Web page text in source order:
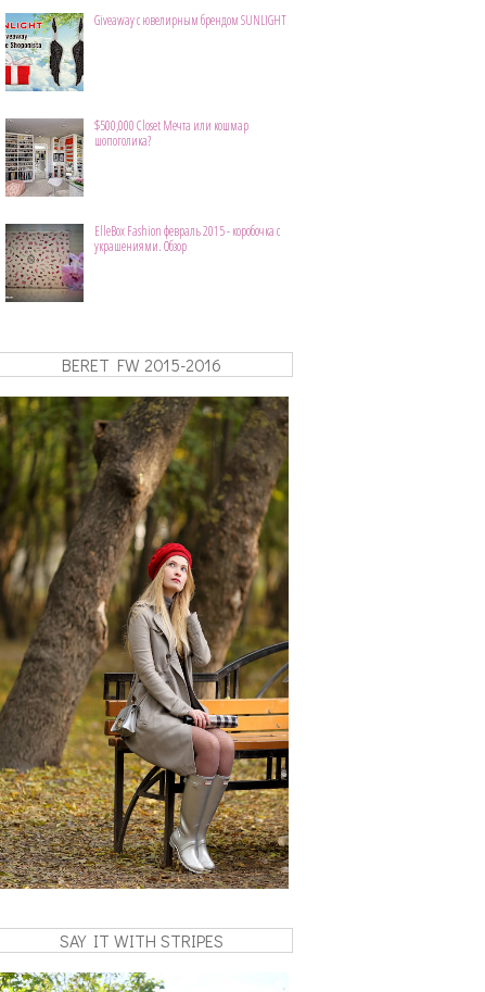
Giveaway с ювелирным брендом SUNLIGHT
$500,000 Closet Мечта или кошмар
шопоголика?
ElleBox Fashion февраль 2015 - коробочка с
украшениями. Обзор
BERET FW 2015-2016
SAY IT WITH STRIPES